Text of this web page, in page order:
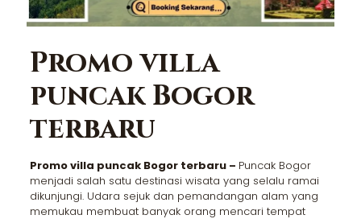
Promo villa
puncak Bogor
terbaru
Promo villa puncak Bogor terbaru – Puncak Bogor
menjadi salah satu destinasi wisata yang selalu ramai
dikunjungi. Udara sejuk dan pemandangan alam yang
memukau membuat banyak orang mencari tempat